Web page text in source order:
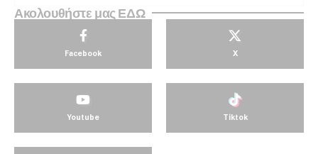
Ακολουθήστε μας ΕΔΩ
Facebook X
Youtube Tiktok